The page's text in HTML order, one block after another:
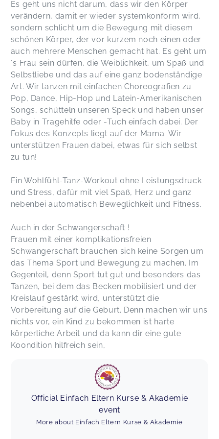
Es geht uns nicht darum, dass wir den Körper
verändern, damit er wieder systemkonform wird,
sondern schlicht um die Bewegung mit diesem
schönen Körper, der vor kurzem noch einen oder
auch mehrere Menschen gemacht hat. Es geht um
´s Frau sein dürfen, die Weiblichkeit, um Spaß und
Selbstliebe und das auf eine ganz bodenständige
Art. Wir tanzen mit einfachen Choreografien zu
Pop, Dance, Hip-Hop und Latein-Amerikanischen
Songs, schütteln unseren Speck und haben unser
Baby in Tragehilfe oder -Tuch einfach dabei. Der
Fokus des Konzepts liegt auf der Mama. Wir
unterstützen Frauen dabei, etwas für sich selbst
zu tun!
Ein Wohlfühl-Tanz-Workout ohne Leistungsdruck
und Stress, dafür mit viel Spaß, Herz und ganz
nebenbei automatisch Beweglichkeit und Fitness.
Auch in der Schwangerschaft !
Frauen mit einer komplikationsfreien
Schwangerschaft brauchen sich keine Sorgen um
das Thema Sport und Bewegung zu machen. Im
Gegenteil, denn Sport tut gut und besonders das
Tanzen, bei dem das Becken mobilisiert und der
Kreislauf gestärkt wird, unterstützt die
Vorbereitung auf die Geburt. Denn machen wir uns
nichts vor, ein Kind zu bekommen ist harte
körperliche Arbeit und da kann dir eine gute
Koondition hilfreich sein,
Official Einfach Eltern Kurse & Akademie
event
More about Einfach Eltern Kurse & Akademie